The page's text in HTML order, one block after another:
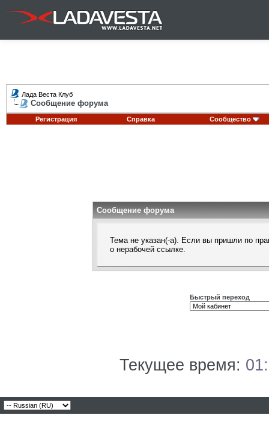
Лада Веста Клуб
Сообщение форума
Регистрация Справка Сообщество
Сообщение форума
Тема не указан(-а). Если вы пришли по
о нерабочей ссылке.
Быстрый переход
Текущее время: